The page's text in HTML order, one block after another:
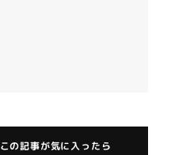
この記事が気に入ったら